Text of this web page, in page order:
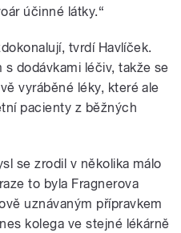
účinné látky.“
tvrdí Havlíček.
dodávkami léčiv, takže se
vyráběné léky, které ale
pacienty z běžných
se zrodil v několika málo
to byla Fragnerova
uznávaným přípravkem
kolega ve stejné lékárně